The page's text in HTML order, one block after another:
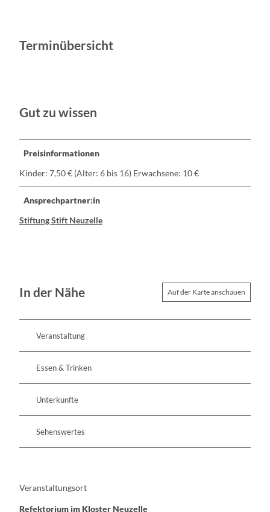
Terminübersicht
Gut zu wissen
Preisinformationen
Kinder: 7,50 € (Alter: 6 bis 16) Erwachsene: 10 €
Ansprechpartner:in
Stiftung Stift Neuzelle
In der Nähe Auf der Karte anschauen
Veranstaltung
Essen & Trinken
Unterkünfte
Sehenswertes
Veranstaltungsort
Refektorium im Kloster Neuzelle